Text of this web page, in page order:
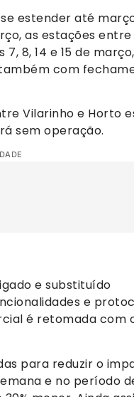
estender até
as estações
8, 14 e 15 de
com
Vilarinho e Horto
sem operação.
e substituído
e
é retomada com
para reduzir o
e no período